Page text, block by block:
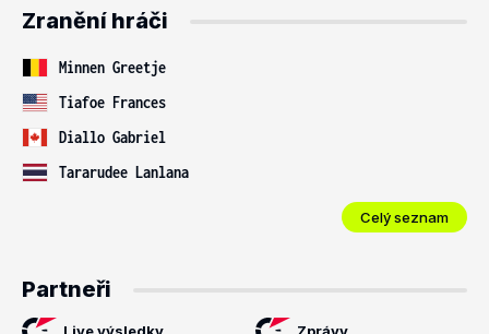
Zranění hráči
Minnen Greetje
Tiafoe Frances
Diallo Gabriel
Tararudee Lanlana
Celý seznam
Partneři
Live výsledky Zprávy